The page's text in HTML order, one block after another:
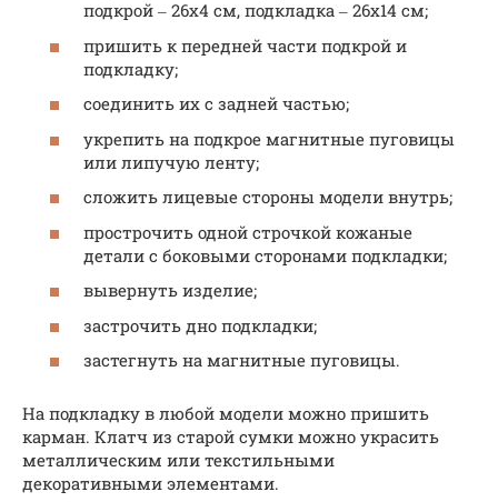
подкрой ‒ 26х4 см, подкладка ‒ 26х14 см;
пришить к передней части подкрой и
подкладку;
соединить их с задней частью;
укрепить на подкрое магнитные пуговицы
или липучую ленту;
сложить лицевые стороны модели внутрь;
прострочить одной строчкой кожаные
детали с боковыми сторонами подкладки;
вывернуть изделие;
застрочить дно подкладки;
застегнуть на магнитные пуговицы.
На подкладку в любой модели можно пришить
карман. Клатч из старой сумки можно украсить
металлическим или текстильными
декоративными элементами.